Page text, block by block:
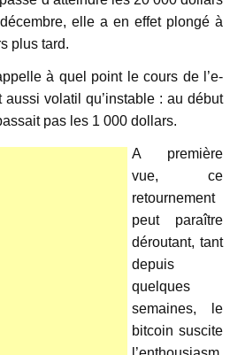
elle a en effet plongé à
plus tard.
à quel point le cours de l’e-
volatil qu’instable : au début
pas les 1 000 dollars.
A première
vue, ce
retournement
peut paraître
déroutant, tant
depuis
quelques
semaines, le
bitcoin suscite